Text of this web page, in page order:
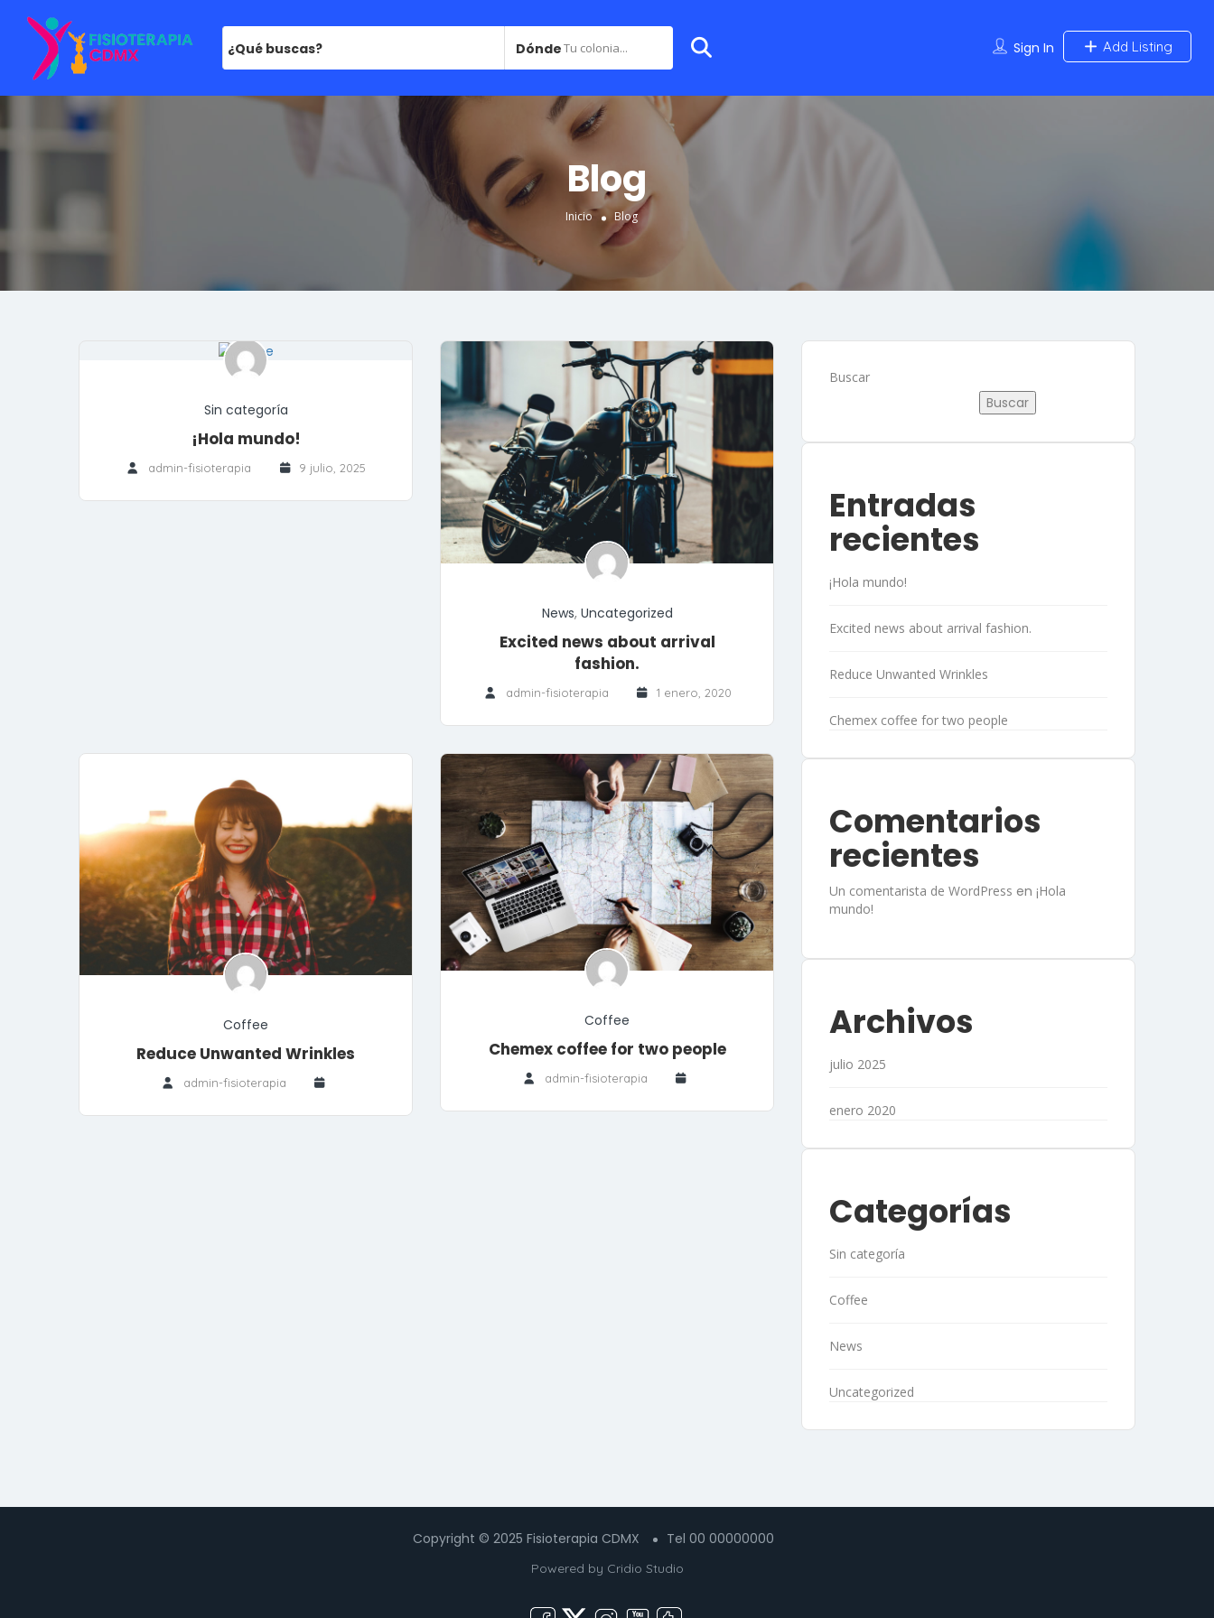
¿Qué buscas? DóndeTu colonia... Sign In Add Listing
Blog
Inicio Blog
Sin categoría
¡Hola mundo!
admin-fisioterapia 9 julio, 2025
News, Uncategorized
Excited news about arrival
fashion.
admin-fisioterapia 1 enero, 2020
Coffee
Reduce Unwanted Wrinkles
admin-fisioterapia
Coffee
Chemex coffee for two people
admin-fisioterapia
Buscar
Buscar
Entradas
recientes
¡Hola mundo!
Excited news about arrival fashion.
Reduce Unwanted Wrinkles
Chemex coffee for two people
Comentarios
recientes
Un comentarista de WordPress en ¡Hola
mundo!
Archivos
julio 2025
enero 2020
Categorías
Sin categoría
Coffee
News
Uncategorized
Copyright © 2025 Fisioterapia CDMX Tel 00 00000000
Powered by Cridio Studio